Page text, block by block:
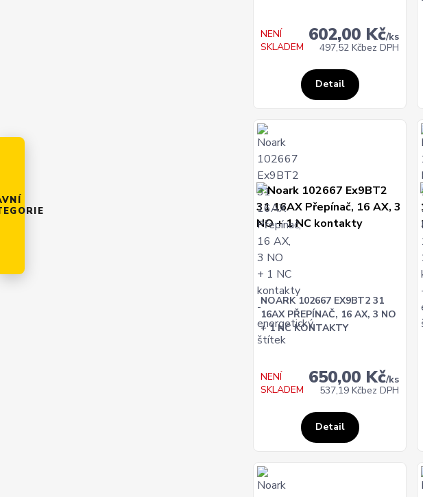
602,00 Kč/ks
497,52 Kčbez DPH
NENÍ
SKLADEM
Detail
NOARK 102667 EX9BT2 31
16AX PŘEPÍNAČ, 16 AX, 3 NO
+ 1 NC KONTAKTY
650,00 Kč/ks
537,19 Kčbez DPH
NENÍ
SKLADEM
Detail